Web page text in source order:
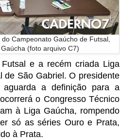
Campeonato Gaúcho de Futsal,
(foto arquivo C7)
e a recém criada Liga
de São Gabriel. O presidente
a definição para a
o Congresso Técnico
à Liga Gaúcha, rompendo
só as séries Ouro e Prata,
à Prata.